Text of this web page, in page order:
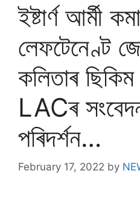
ইষ্টাৰ্ণ আৰ্মী
লেফটেনেণ্ট
কলিতাৰ
LACৰ
পৰিদৰ্শন…
February 17, 2022 by